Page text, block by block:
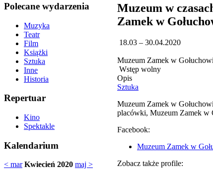
Polecane wydarzenia
Muzyka
Teatr
Film
Książki
Sztuka
Inne
Historia
Repertuar
Kino
Spektakle
Kalendarium
< mar Kwiecień 2020 maj >
Muzeum w
Zamek w
18.03 – 30.04.2020
Muzeum Zamek w
Wstęp wolny
Opis
Sztuka
Muzeum Zamek w
placówki, Muzeum Zamek w
Facebook:
Muzeum Zamek w
Zobacz także profile: